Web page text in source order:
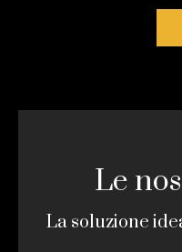
Le
La soluzione